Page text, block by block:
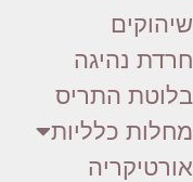
שיהוקים
חרדת נהיגה
בלוטת התריס
מחלות כלליות
אורטיקריה